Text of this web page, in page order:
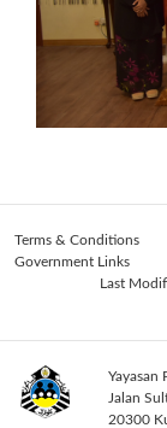
Terms & Conditions
Government Links
Last
Yayasan
Jalan
20300